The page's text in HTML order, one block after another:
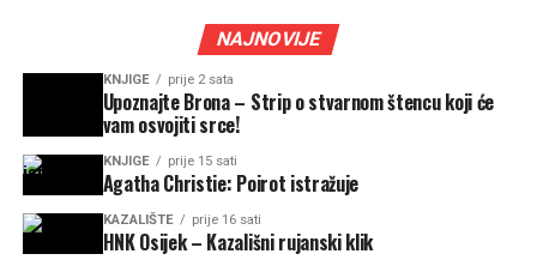
NAJNOVIJE
KNJIGE prije 2 sata
Upoznajte Brona – Strip o stvarnom štencu koji će
vam osvojiti srce!
KNJIGE prije 15 sati
Agatha Christie: Poirot istražuje
KAZALIŠTE prije 16 sati
HNK Osijek – Kazališni rujanski klik